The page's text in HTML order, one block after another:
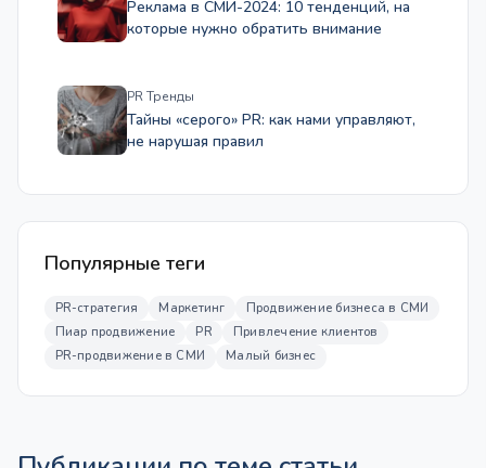
Реклама в СМИ-2024: 10 тенденций, на
которые нужно обратить внимание
PR Тренды
Тайны «серого» PR: как нами управляют,
не нарушая правил
Популярные теги
PR-стратегия Маркетинг
Продвижение бизнеса в СМИ
Пиар продвижение
PR
Привлечение клиентов
PR-продвижение в СМИ
Малый бизнес